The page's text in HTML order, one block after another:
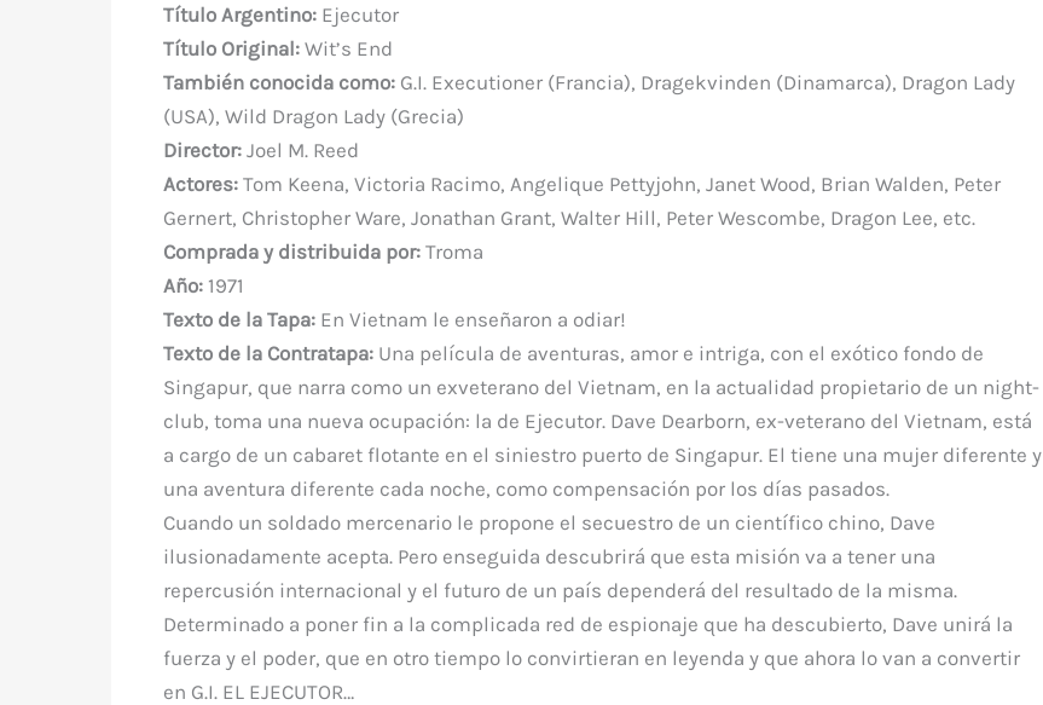
c
e
b
o
o
k
it
te
r
er
e
st
at
s
A
p
p
bl
r
di
t
a
p
ar
r
Título Argentino:Ejecutor
Título Original:Wit’s End
También conocida como:G.I. Executioner (Francia), Dragekvinden (Dinamarca), Dragon Lady
(USA), Wild Dragon Lady (Grecia)
Director:Joel M. Reed
Actores:Tom Keena, Victoria Racimo, Angelique Pettyjohn, Janet Wood, Brian Walden, Peter
Gernert, Christopher Ware, Jonathan Grant, Walter Hill, Peter Wescombe, Dragon Lee, etc.
Comprada y distribuida por:Troma
Año:1971
Texto de la Tapa:En Vietnam le enseñaron a odiar!
Texto de la Contratapa:Una película de aventuras, amor e intriga, con el exótico fondo de
Singapur, que narra como un exveterano del Vietnam, en la actualidad propietario de un night-
club, toma una nueva ocupación: la de Ejecutor. Dave Dearborn, ex-veterano del Vietnam, está
a cargo de un cabaret flotante en el siniestro puerto de Singapur. El tiene una mujer diferente y
una aventura diferente cada noche, como compensación por los días pasados.
Cuando un soldado mercenario le propone el secuestro de un científico chino, Dave
ilusionadamente acepta. Pero enseguida descubrirá que esta misión va a tener una
repercusión internacional y el futuro de un país dependerá del resultado de la misma.
Determinado a poner fin a la complicada red de espionaje que ha descubierto, Dave unirá la
fuerza y el poder, que en otro tiempo lo convirtieran en leyenda y que ahora lo van a convertir
en G.I. EL EJECUTOR…